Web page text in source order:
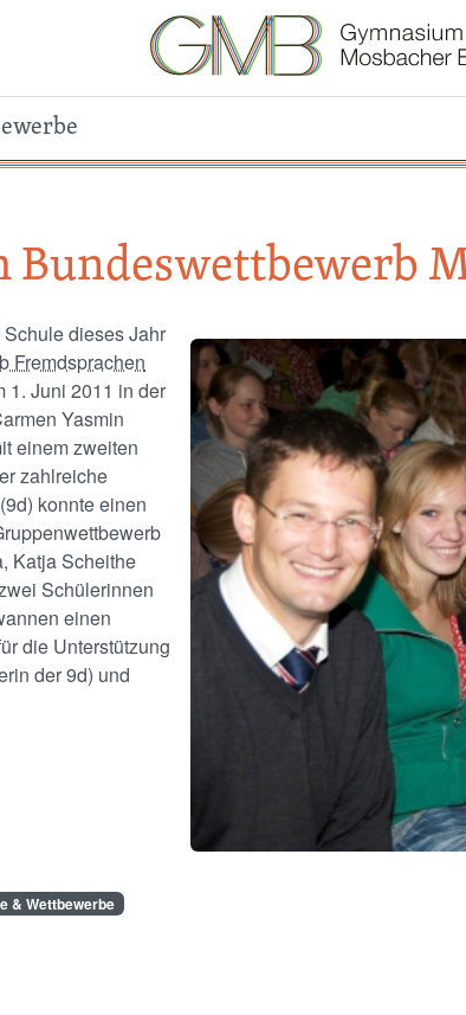
Bundeswettbewerb
Image
dieses Jahr
Fremdsprachen
1. Juni 2011 in der
Yasmin
einem zweiten
zahlreiche
konnte einen
Katja Scheithe
Schülerinnen
einen
die Unterstützung
der 9d) und
& Wettbewerbe